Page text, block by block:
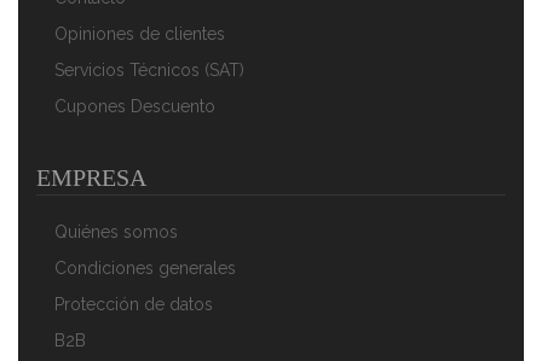
62,90 €
AÑADIR AL CARRITO
Opiniones de clientes
Servicios Técnicos (SAT)
Cupones Descuento
EMPRESA
Quiénes somos
Condiciones generales
Protección de datos
B2B